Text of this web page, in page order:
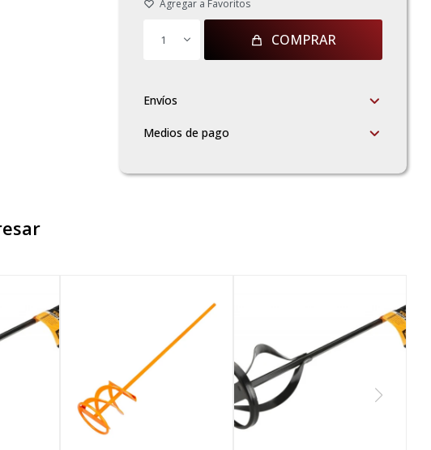
1 COMPRAR
Envíos
Medios de pago